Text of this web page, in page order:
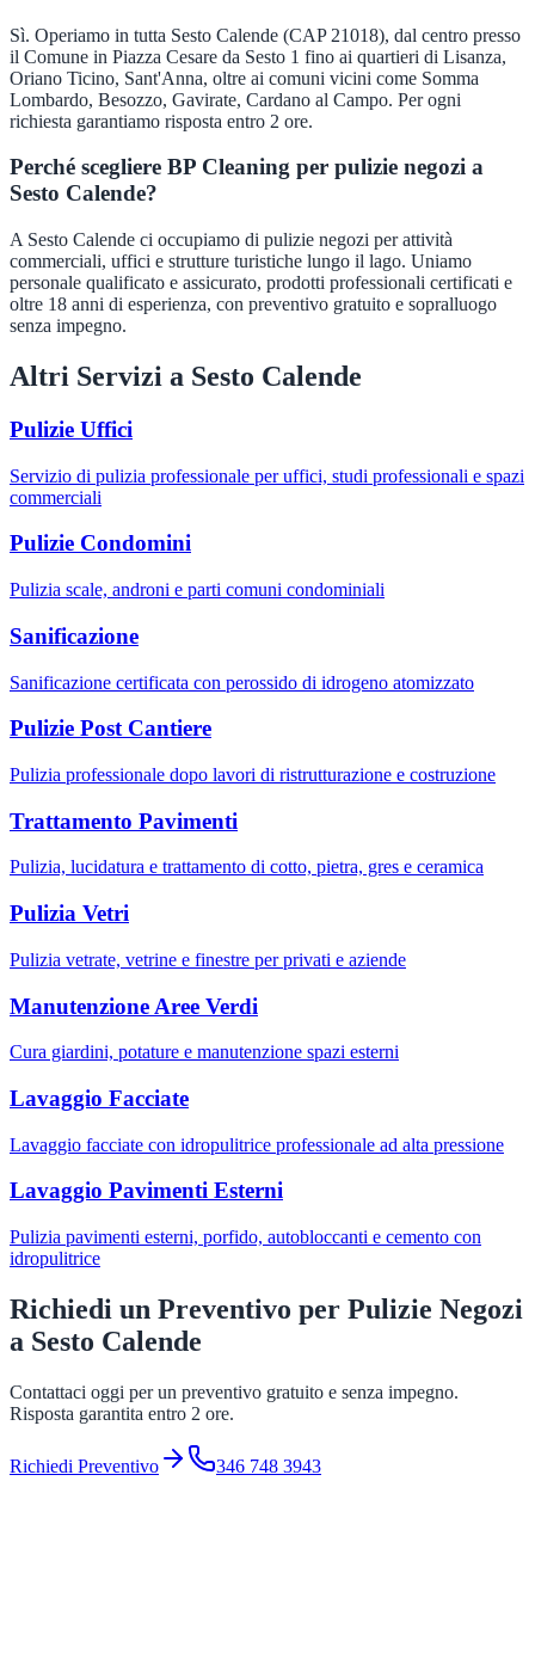
Sì. Operiamo in tutta Sesto Calende (CAP 21018), dal centro presso
il Comune in Piazza Cesare da Sesto 1 fino ai quartieri di Lisanza,
Oriano Ticino, Sant'Anna, oltre ai comuni vicini come Somma
Lombardo, Besozzo, Gavirate, Cardano al Campo. Per ogni
richiesta garantiamo risposta entro 2 ore.
Perché scegliere BP Cleaning per pulizie negozi a
Sesto Calende?
A Sesto Calende ci occupiamo di pulizie negozi per attività
commerciali, uffici e strutture turistiche lungo il lago. Uniamo
personale qualificato e assicurato, prodotti professionali certificati e
oltre 18 anni di esperienza, con preventivo gratuito e sopralluogo
senza impegno.
Altri Servizi a Sesto Calende
Pulizie Uffici
Servizio di pulizia professionale per uffici, studi professionali e spazi
commerciali
Pulizie Condomini
Pulizia scale, androni e parti comuni condominiali
Sanificazione
Sanificazione certificata con perossido di idrogeno atomizzato
Pulizie Post Cantiere
Pulizia professionale dopo lavori di ristrutturazione e costruzione
Trattamento Pavimenti
Pulizia, lucidatura e trattamento di cotto, pietra, gres e ceramica
Pulizia Vetri
Pulizia vetrate, vetrine e finestre per privati e aziende
Manutenzione Aree Verdi
Cura giardini, potature e manutenzione spazi esterni
Lavaggio Facciate
Lavaggio facciate con idropulitrice professionale ad alta pressione
Lavaggio Pavimenti Esterni
Pulizia pavimenti esterni, porfido, autobloccanti e cemento con
idropulitrice
Richiedi un Preventivo per Pulizie Negozi
a Sesto Calende
Contattaci oggi per un preventivo gratuito e senza impegno.
Risposta garantita entro 2 ore.
Richiedi Preventivo 346 748 3943